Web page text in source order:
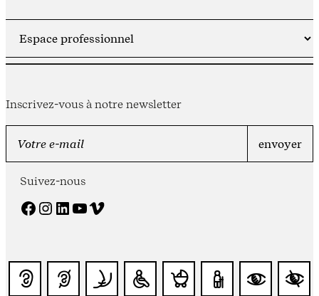
Inscrivez-vous à notre newsletter
Suivez-nous
Facebook Instagram LinkedIn YouTube Vimeo